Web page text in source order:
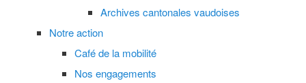
Archives cantonales vaudoises
Notre action
Café de la mobilité
Nos engagements